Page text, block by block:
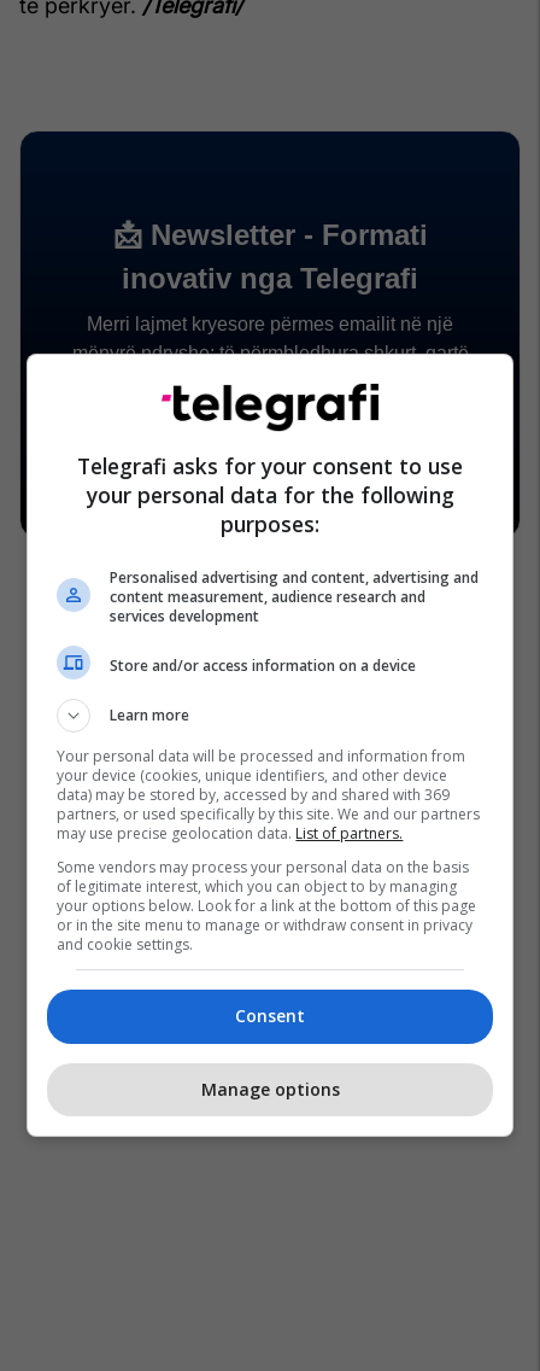
të përkryer. /Telegrafi/
Telegrafi asks for your consent to use
your personal data for the following
purposes:
Personalised advertising and content, advertising and
content measurement, audience research and
services development
Store and/or access information on a device
Learn more
Your personal data will be processed and information from
your device (cookies, unique identifiers, and other device
data) may be stored by, accessed by and shared with 369
partners, or used specifically by this site. We and our partners
may use precise geolocation data. List of partners.
Some vendors may process your personal data on the basis
of legitimate interest, which you can object to by managing
your options below. Look for a link at the bottom of this page
or in the site menu to manage or withdraw consent in privacy
and cookie settings.
Consent
Manage options